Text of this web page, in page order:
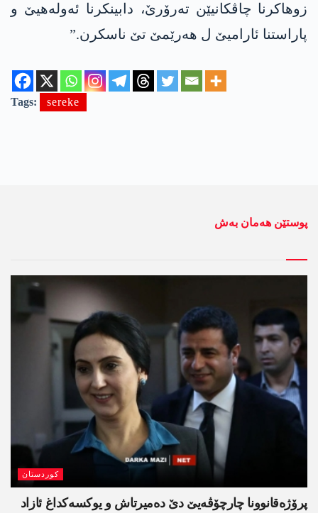
زوھاکرنا چاڤکانیێن تەرۆرێ، دابینکرنا ئەولەھیێ و
پاراستنا ئارامیێ ل ھەرێمێ تێ ناسکرن.”
Tags: sereke
پوستێن ھەمان بەش
کوردستان
پرۆژەقانوونا چارچۆڤەیێ دێ دەمیرتاش و یوکسەکداغ ئازاد